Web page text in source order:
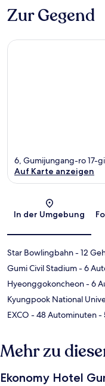
Zur Gegend
6, Gumijungang-ro 17-
Auf Karte anzeigen
In der Umgebung
Star Bowlingbahn- 12
Gumi Civil Stadium- 6
Hyeonggokoncheon- 6
Kyungpook National
EXCO - 48 Autominuten-
Mehr zu
Ekonomy Hotel